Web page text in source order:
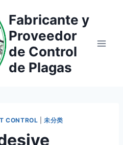
Fabricante y
Proveedor
de Control
de Plagas
CONTROL |未分类